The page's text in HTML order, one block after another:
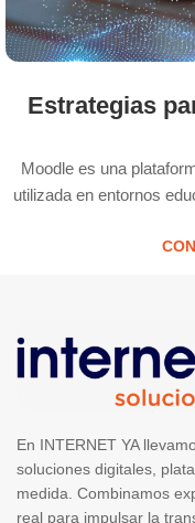
Estrategias
Moodle es una
utilizada en entornos
En INTERNET YA
soluciones digitales,
medida. Combinamos
real para impulsar la